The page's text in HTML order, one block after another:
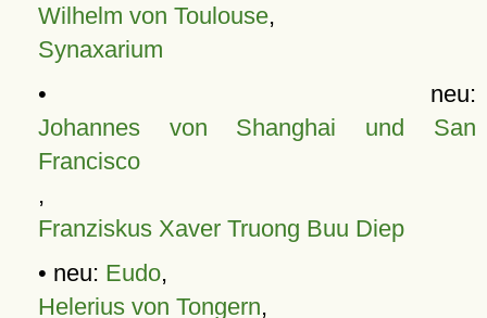
Wilhelm von Toulouse,
Synaxarium
• neu:
Johannes von Shanghai und San
Francisco
,
Franziskus Xaver Truong Buu Diep
• neu: Eudo,
Helerius von Tongern,